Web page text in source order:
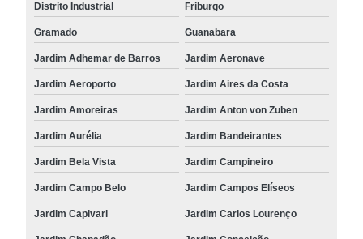
Distrito Industrial Friburgo
Gramado Guanabara
Jardim Adhemar de Barros Jardim Aeronave
Jardim Aeroporto Jardim Aires da Costa
Jardim Amoreiras Jardim Anton von Zuben
Jardim Aurélia Jardim Bandeirantes
Jardim Bela Vista Jardim Campineiro
Jardim Campo Belo Jardim Campos Elíseos
Jardim Capivari Jardim Carlos Lourenço